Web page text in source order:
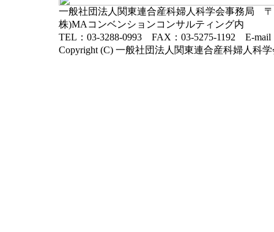
一般社団法人関東連合産科婦人科学会事務局 〒
株)MAコンベンションコンサルティング内
TEL：03-3288-0993 FAX：03-5275-1192 E-mail
Copyright (C) 一般社団法人関東連合産科婦人科